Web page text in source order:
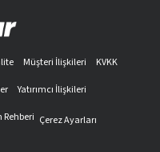
Müşteri İlişkileri
KVKK
Yatırımcı İlişkileri
Rehberi Çerez Ayarları